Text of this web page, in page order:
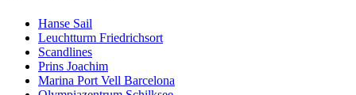
Hanse Sail
Leuchtturm Friedrichsort
Scandlines
Prins Joachim
Marina Port Vell Barcelona